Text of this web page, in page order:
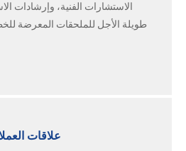
الاستشارات الفنية، وإرشادات
طويلة الأجل للملحقات المعرضة
علاقات